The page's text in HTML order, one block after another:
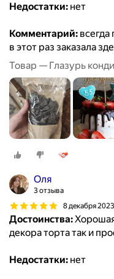
Недостатки: нет
Комментарий:
в этот раз заказала
Товар — Глазурь
Оля
3 отзыва
8 декабря 2023
Достоинства:
декора торта так и
Недостатки: нет